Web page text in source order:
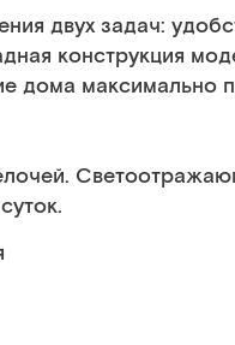
двух задач:
конструкция
дома максимально